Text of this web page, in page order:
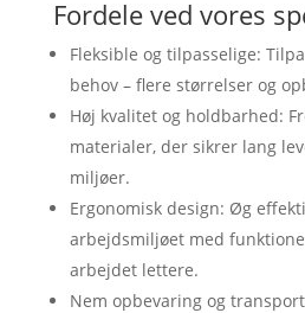
Fordele ved vores
Fleksible og tilpasselige:
behov – flere størrelser og
Høj kvalitet og holdbarhed:
materialer, der sikrer lang
miljøer.
Ergonomisk design: Øg
arbejdsmiljøet med
arbejdet lettere.
Nem opbevaring og